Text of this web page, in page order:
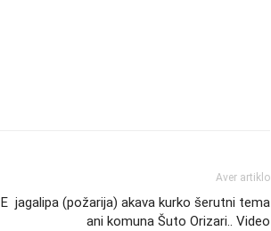
Aver artiklo
E jagalipa (požarija) akava kurko šerutni tema
ani komuna Šuto Orizari.. Video